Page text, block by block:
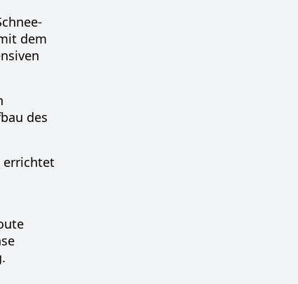
dem
des
errichtet